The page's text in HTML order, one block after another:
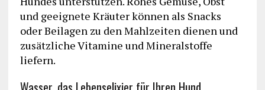
und geeignete Kräuter können als Snacks
oder Beilagen zu den Mahlzeiten dienen und
zusätzliche Vitamine und Mineralstoffe
liefern.